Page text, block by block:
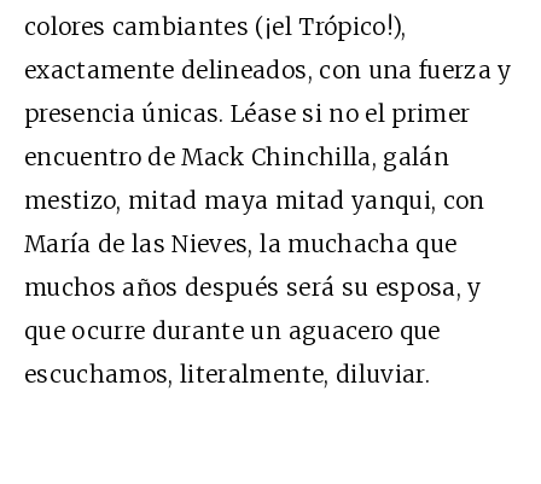
colores cambiantes (¡el Trópico!),
exactamente delineados, con una fuerza y
presencia únicas. Léase si no el primer
encuentro de Mack Chinchilla, galán
mestizo, mitad maya mitad yanqui, con
María de las Nieves, la muchacha que
muchos años después será su esposa, y
que ocurre durante un aguacero que
escuchamos, literalmente, diluviar.